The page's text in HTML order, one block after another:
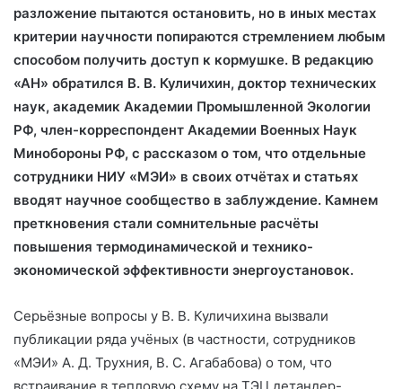
разложение пытаются остановить, но в иных местах
критерии научности попираются стремлением любым
способом получить доступ к кормушке. В редакцию
«АН» обратился В. В. Куличихин, доктор технических
наук, академик Академии Промышленной Экологии
РФ, член-корреспондент Академии Военных Наук
Минобороны РФ, с рассказом о том, что отдельные
сотрудники НИУ «МЭИ» в своих отчётах и статьях
вводят научное сообщество в заблуждение. Камнем
преткновения стали сомнительные расчёты
повышения термодинамической и технико-
экономической эффективности энергоустановок.
Серьёзные вопросы у В. В. Куличихина вызвали
публикации ряда учёных (в частности, сотрудников
«МЭИ» А. Д. Трухния, В. С. Агабабова) о том, что